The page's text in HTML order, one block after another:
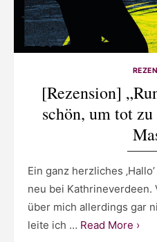
[Rezension]
schön, um tot
Ein ganz herzliches
neu bei Kathrineverdeen.
über mich allerdings gar
leite ich … Read More ›